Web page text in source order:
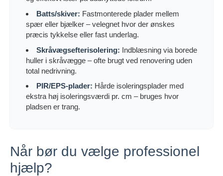
Batts/skiver: Fastmonterede plader mellem
spær eller bjælker – velegnet hvor der ønskes
præcis tykkelse eller fast underlag.
Skråvægsefterisolering: Indblæsning via borede
huller i skråvægge – ofte brugt ved renovering uden
total nedrivning.
PIR/EPS-plader: Hårde isoleringsplader med
ekstra høj isoleringsværdi pr. cm – bruges hvor
pladsen er trang.
Når bør du vælge professionel
hjælp?